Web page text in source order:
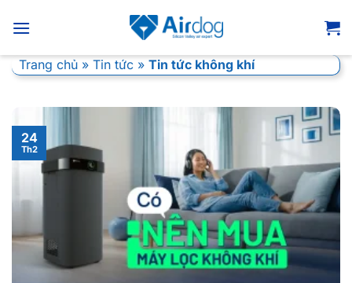
qua
dungTrang chủ » Tin tức » Tin tức không khí
24
Th2